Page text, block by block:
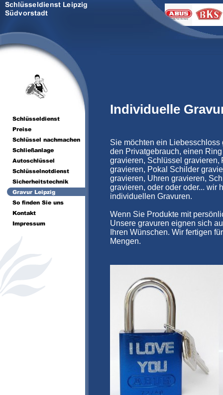
Individuelle
Sie möchten ein
den Privatgebrauch, einen
gravieren, Schlüssel gravieren,
gravieren, Pokal Schilder
gravieren, Uhren gravieren,
gravieren, oder oder oder... wir
individuellen Gravuren.
Wenn Sie Produkte mit
Unsere gravuren eignen sich
Ihren Wünschen. Wir fertigen
Mengen.